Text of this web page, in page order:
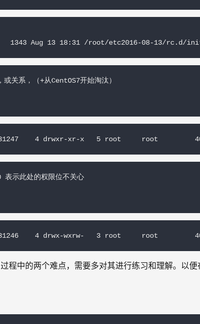
1343 Aug 13 18:31 /root/etc2016-08-13/rc.d/
关系，（+从CentOS7开始淘汰）
4 drwxr-xr-x   5 root     root
表示此处的权限位不关心
4 drwx-wxrw-   3 root     root
程中的两个难点，需要多对其进行练习和理解。以便